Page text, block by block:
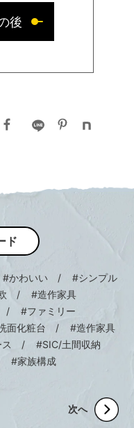
後
ド
#かわいい
#シンプル
#造作家具
#ファミリー
面化粧台
#造作家具
#SIC/土間収納
#家族構成
次へ